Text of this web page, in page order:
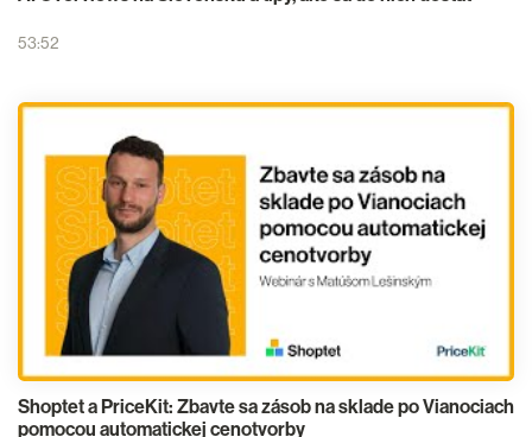
53:52
Shoptet a PriceKit: Zbavte sa zásob na sklade po Vianociach
pomocou automatickej cenotvorby